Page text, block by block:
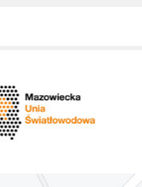
28.09.2021 r.
Ludowych Regionów